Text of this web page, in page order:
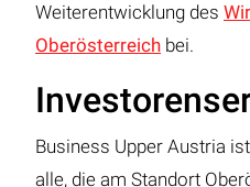
Weiterentwicklung des
Oberösterreich bei.
Business Upper Austria
alle, die am Standort